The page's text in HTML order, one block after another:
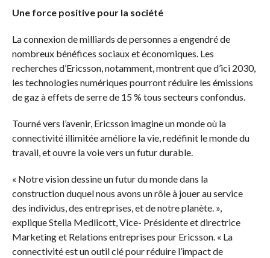
Une force positive pour la société
La connexion de milliards de personnes a engendré de
nombreux bénéfices sociaux et économiques. Les
recherches d’Ericsson, notamment, montrent que d’ici 2030,
les technologies numériques pourront réduire les émissions
de gaz à effets de serre de 15 % tous secteurs confondus.
Tourné vers l’avenir, Ericsson imagine un monde où la
connectivité illimitée améliore la vie, redéfinit le monde du
travail, et ouvre la voie vers un futur durable.
« Notre vision dessine un futur du monde dans la
construction duquel nous avons un rôle à jouer au service
des individus, des entreprises, et de notre planète. »,
explique Stella Medlicott, Vice- Présidente et directrice
Marketing et Relations entreprises pour Ericsson. « La
connectivité est un outil clé pour réduire l’impact de